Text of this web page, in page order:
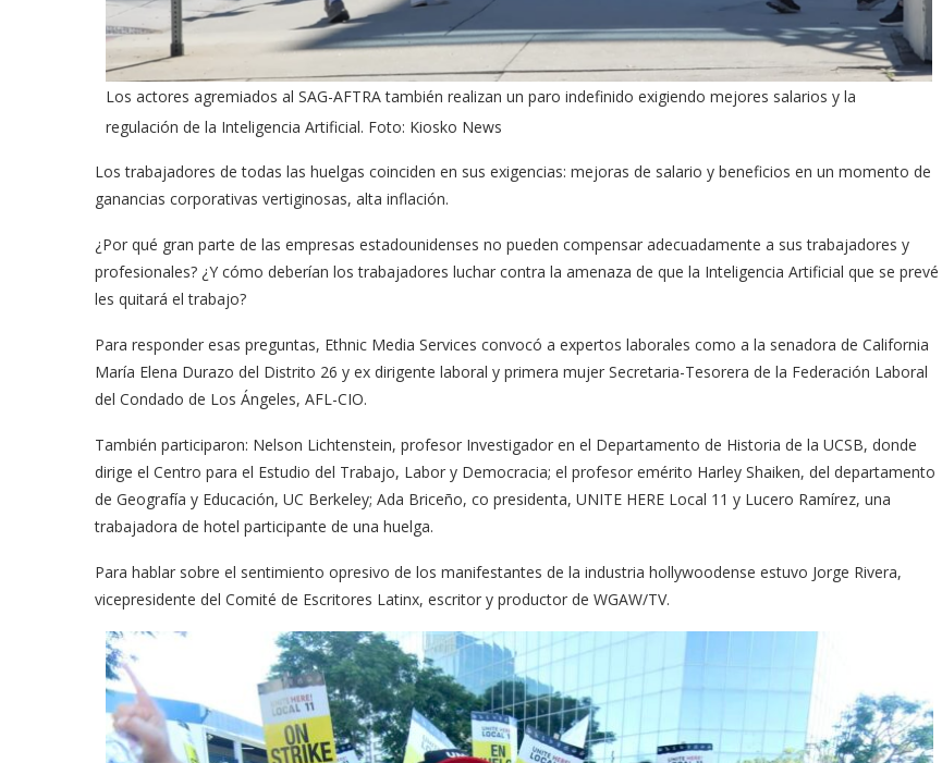
Los actores agremiados al SAG-AFTRA también realizan un paro indefinido exigiendo mejores salarios y la
regulación de la Inteligencia Artificial. Foto: Kiosko News
Los trabajadores de todas las huelgas coinciden en sus exigencias: mejoras de salario y beneficios en un momento de
ganancias corporativas vertiginosas, alta inflación.
¿Por qué gran parte de las empresas estadounidenses no pueden compensar adecuadamente a sus trabajadores y
profesionales? ¿Y cómo deberían los trabajadores luchar contra la amenaza de que la Inteligencia Artificial que se prevé
les quitará el trabajo?
Para responder esas preguntas, Ethnic Media Services convocó a expertos laborales como a la senadora de California
María Elena Durazo del Distrito 26 y ex dirigente laboral y primera mujer Secretaria-Tesorera de la Federación Laboral
del Condado de Los Ángeles, AFL-CIO.
También participaron: Nelson Lichtenstein, profesor Investigador en el Departamento de Historia de la UCSB, donde
dirige el Centro para el Estudio del Trabajo, Labor y Democracia; el profesor emérito Harley Shaiken, del departamento
de Geografía y Educación, UC Berkeley; Ada Briceño, co presidenta, UNITE HERE Local 11 y Lucero Ramírez, una
trabajadora de hotel participante de una huelga.
Para hablar sobre el sentimiento opresivo de los manifestantes de la industria hollywoodense estuvo Jorge Rivera,
vicepresidente del Comité de Escritores Latinx, escritor y productor de WGAW/TV.